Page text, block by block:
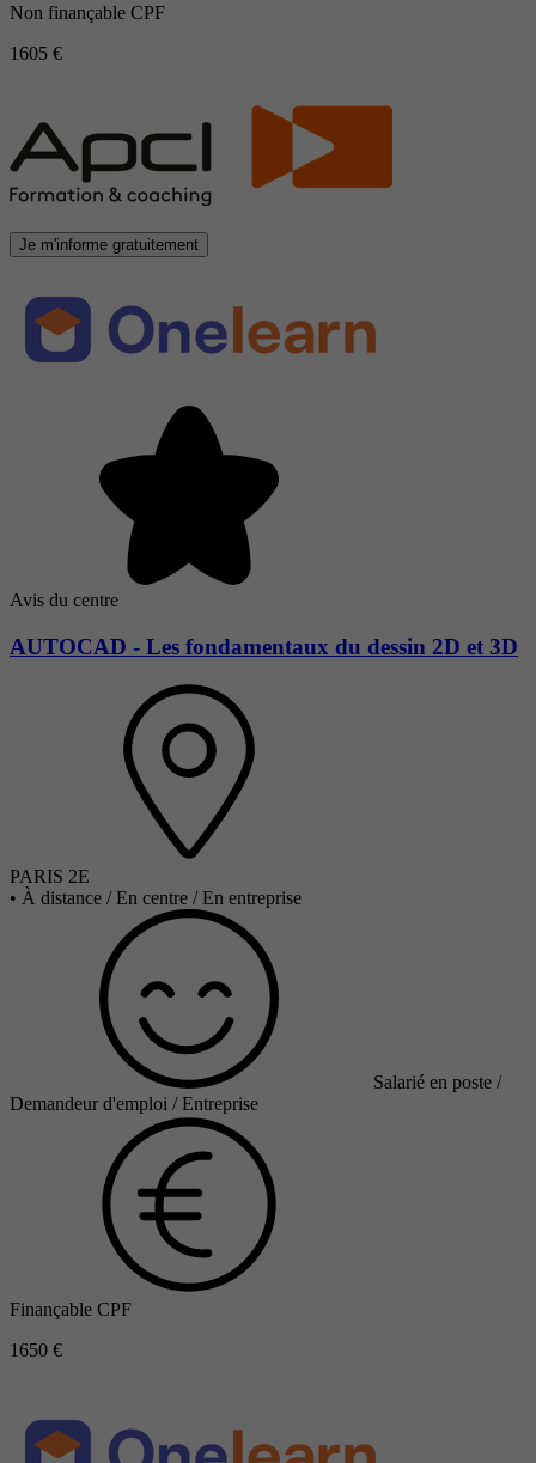
Non finançable CPF
1605 €
Je m'informe gratuitement
Avis du centre
AUTOCAD - Les fondamentaux du dessin 2D et 3D
PARIS 2E
• À distance / En centre / En entreprise
Salarié en poste /
Demandeur d'emploi / Entreprise
Finançable CPF
1650 €